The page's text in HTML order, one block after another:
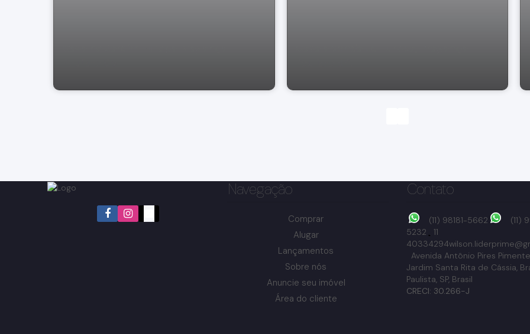
Jardim Europa, Bragança Paulista, São Paulo, Brasil
Navegação
Comprar
Alugar
Lançamentos
Sobre nós
Anuncie seu imóvel
Área do cliente
Contato
(11) 98181-5662
(11)
5232
11
40334294
Avenida Antônio Pires
Jardim Santa Rita de Cássia,
Paulista, SP, Brasil
CRECI: 30.266-J